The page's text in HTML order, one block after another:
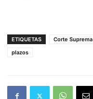
ETIQUETAS Corte Suprema
plazos